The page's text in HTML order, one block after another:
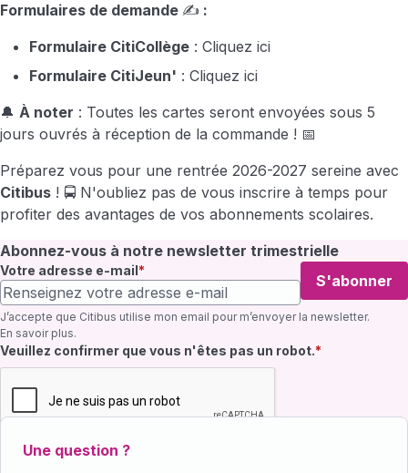
Formulaires de demande ✍️ :
Formulaire CitiCollège : Cliquez ici
Formulaire CitiJeun' : Cliquez ici
🔔 À noter : Toutes les cartes seront envoyées sous 5
jours ouvrés à réception de la commande ! 📅
Préparez vous pour une rentrée 2026-2027 sereine avec
Citibus ! 🚍 N'oubliez pas de vous inscrire à temps pour
profiter des avantages de vos abonnements scolaires.
Abonnez-vous à notre newsletter trimestrielle
Votre adresse e-mail
S'abonner
J’accepte que Citibus utilise mon email pour m’envoyer la newsletter.
En savoir plus.
Champ requis
Veuillez confirmer que vous n'êtes pas un robot.
Une question ?